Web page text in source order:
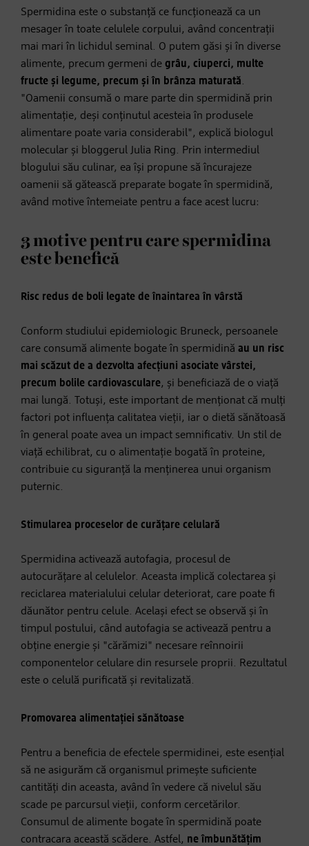
Spermidina este o substanță ce funcționează ca un
mesager în toate celulele corpului, având concentrații
mai mari în lichidul seminal. O putem găsi și în diverse
alimente, precum germeni de grâu, ciuperci, multe
fructe și legume, precum și în brânza maturată.
"Oamenii consumă o mare parte din spermidină prin
alimentație, deși conținutul acesteia în produsele
alimentare poate varia considerabil", explică biologul
molecular și bloggerul Julia Ring. Prin intermediul
blogului său culinar, ea își propune să încurajeze
oamenii să gătească preparate bogate în spermidină,
având motive întemeiate pentru a face acest lucru:
3 motive pentru care spermidina
este benefică
Risc redus de boli legate de înaintarea în vârstă
Conform studiului epidemiologic Bruneck, persoanele
care consumă alimente bogate în spermidină au un risc
mai scăzut de a dezvolta afecțiuni asociate vârstei,
precum bolile cardiovasculare, și beneficiază de o viață
mai lungă. Totuși, este important de menționat că mulți
factori pot influența calitatea vieții, iar o dietă sănătoasă
în general poate avea un impact semnificativ. Un stil de
viață echilibrat, cu o alimentație bogată în proteine,
contribuie cu siguranță la menținerea unui organism
puternic.
Stimularea proceselor de curățare celulară
Spermidina activează autofagia, procesul de
autocurățare al celulelor. Aceasta implică colectarea și
reciclarea materialului celular deteriorat, care poate fi
dăunător pentru celule. Același efect se observă și în
timpul postului, când autofagia se activează pentru a
obține energie și "cărămizi" necesare reînnoirii
componentelor celulare din resursele proprii. Rezultatul
este o celulă purificată și revitalizată.
Promovarea alimentației sănătoase
Pentru a beneficia de efectele spermidinei, este esențial
să ne asigurăm că organismul primește suficiente
cantități din aceasta, având în vedere că nivelul său
scade pe parcursul vieții, conform cercetărilor.
Consumul de alimente bogate în spermidină poate
contracara această scădere. Astfel, ne îmbunătățim